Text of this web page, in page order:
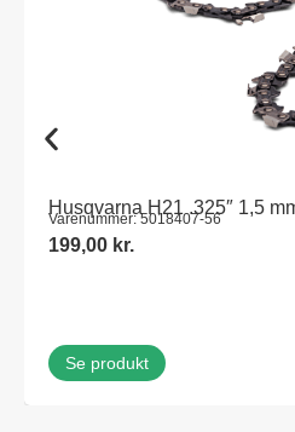
Husqvarna H21 .325″ 1,5
Varenummer: 5018407-56
199,00 kr.
Se produkt